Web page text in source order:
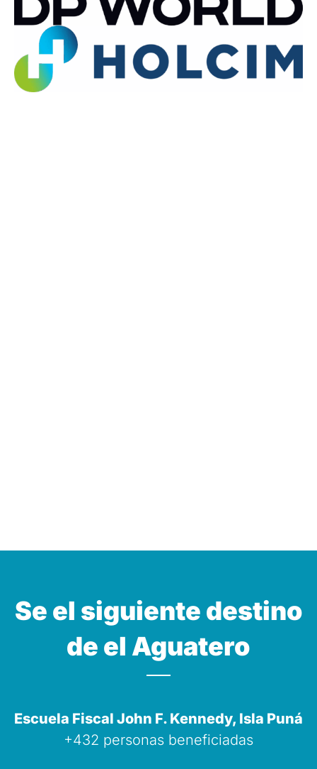
Se el siguiente destino
de el Aguatero
Escuela Fiscal John F. Kennedy, Isla Puná
+432 personas beneficiadas